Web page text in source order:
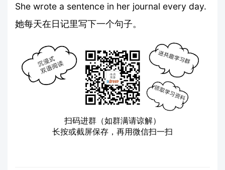
She wrote a sentence in her journal every day.
她每天在日记里写下一个句子。
扫码进群（如群满请谅解）
长按或截屏保存，再用微信扫一扫